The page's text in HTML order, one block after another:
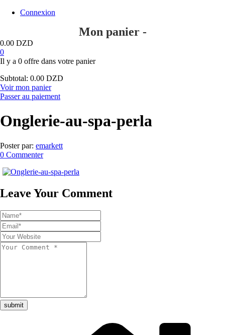
Connexion
Mon panier -
0.00 DZD
0
Il y a 0 offre dans votre panier
Subtotal: 0.00 DZD
Voir mon panier
Passer au paiement
Onglerie-au-spa-perla
Poster par: emarkett
0 Commenter
Leave Your Comment
submit